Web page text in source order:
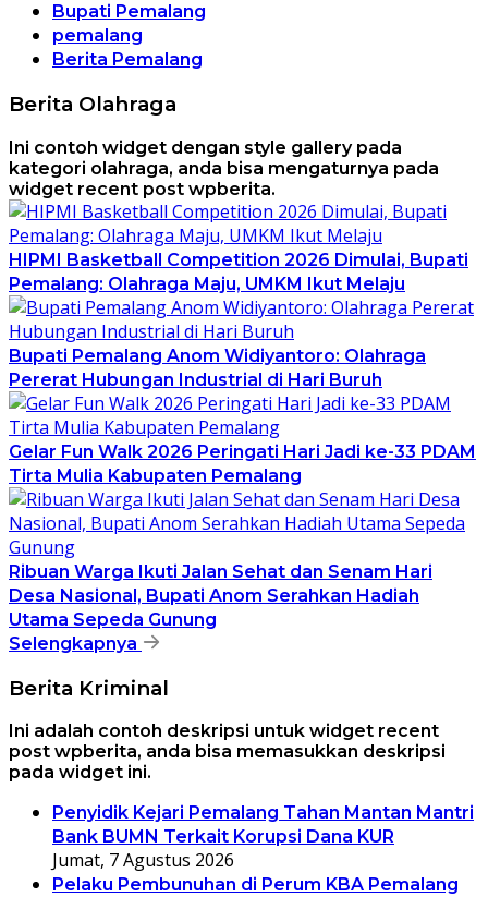
Bupati Pemalang
pemalang
Berita Pemalang
Berita Olahraga
Ini contoh widget dengan style gallery pada
kategori olahraga, anda bisa mengaturnya pada
widget recent post wpberita.
HIPMI Basketball Competition 2026 Dimulai, Bupati
Pemalang: Olahraga Maju, UMKM Ikut Melaju
Bupati Pemalang Anom Widiyantoro: Olahraga
Pererat Hubungan Industrial di Hari Buruh
Gelar Fun Walk 2026 Peringati Hari Jadi ke-33 PDAM
Tirta Mulia Kabupaten Pemalang
Ribuan Warga Ikuti Jalan Sehat dan Senam Hari
Desa Nasional, Bupati Anom Serahkan Hadiah
Utama Sepeda Gunung
Selengkapnya
Berita Kriminal
Ini adalah contoh deskripsi untuk widget recent
post wpberita, anda bisa memasukkan deskripsi
pada widget ini.
Penyidik Kejari Pemalang Tahan Mantan Mantri
Bank BUMN Terkait Korupsi Dana KUR
Jumat, 7 Agustus 2026
Pelaku Pembunuhan di Perum KBA Pemalang